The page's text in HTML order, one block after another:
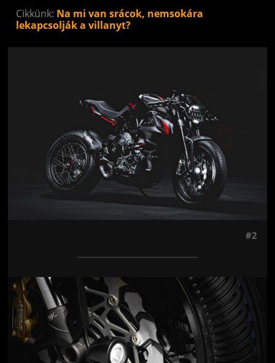
Cikkünk: Na mi van srácok, nemsokára
lekapcsolják a villanyt?
#2
Jön még kép!